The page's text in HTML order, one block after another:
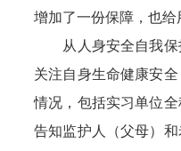
增加了一份保障，也给
从人身安全自我保
关注自身生命健康安
情况，包括实习单位
告知监护人（父母）